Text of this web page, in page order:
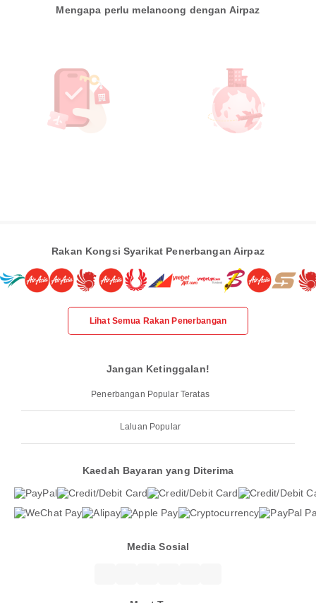
Mengapa perlu melancong dengan Airpaz
Rakan Kongsi Syarikat Penerbangan Airpaz
Lihat Semua Rakan Penerbangan
Jangan Ketinggalan!
Penerbangan Popular Teratas
Laluan Popular
Kaedah Bayaran yang Diterima
Media Sosial